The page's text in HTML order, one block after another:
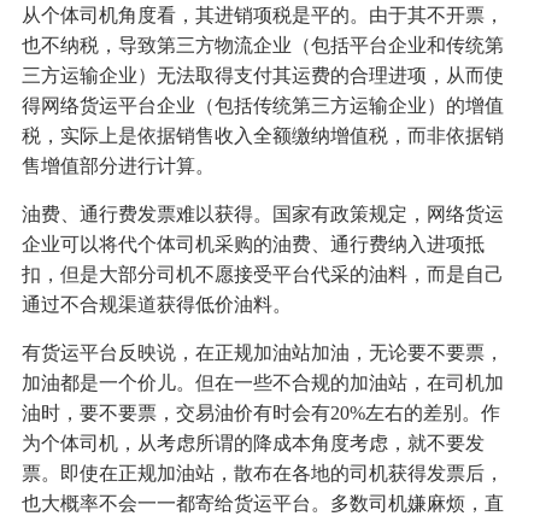
从个体司机角度看，其进销项税是平的。由于其不开票，
也不纳税，导致第三方物流企业（包括平台企业和传统第
三方运输企业）无法取得支付其运费的合理进项，从而使
得网络货运平台企业（包括传统第三方运输企业）的增值
税，实际上是依据销售收入全额缴纳增值税，而非依据销
售增值部分进行计算。
油费、通行费发票难以获得。国家有政策规定，网络货运
企业可以将代个体司机采购的油费、通行费纳入进项抵
扣，但是大部分司机不愿接受平台代采的油料，而是自己
通过不合规渠道获得低价油料。
有货运平台反映说，在正规加油站加油，无论要不要票，
加油都是一个价儿。但在一些不合规的加油站，在司机加
油时，要不要票，交易油价有时会有20%左右的差别。作
为个体司机，从考虑所谓的降成本角度考虑，就不要发
票。即使在正规加油站，散布在各地的司机获得发票后，
也大概率不会一一都寄给货运平台。多数司机嫌麻烦，直